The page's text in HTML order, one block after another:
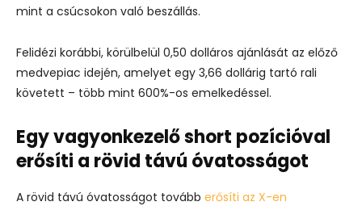
mint a csúcsokon való beszállás.
Felidézi korábbi, körülbelül 0,50 dolláros ajánlását az előző
medvepiac idején, amelyet egy 3,66 dollárig tartó rali
követett – több mint 600%-os emelkedéssel.
Egy vagyonkezelő short pozícióval
erősíti a rövid távú óvatosságot
A rövid távú óvatosságot tovább erősíti az X-en